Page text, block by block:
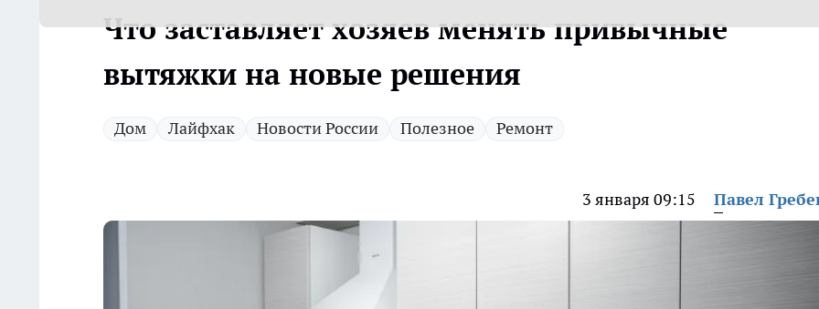
Что заставляет хозяев менять привычные
вытяжки на новые решения
Дом Лайфхак Новости России Полезное Ремонт
3 января 09:15 Павел